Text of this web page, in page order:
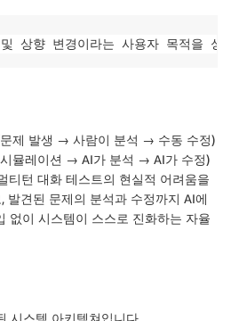
상향 변경이라는 사용자 목적을 성
제 발생 → 사람이 분석 → 수동 수정)
뮬레이션 → AI가 분석 → AI가 수정)
티턴 대화 테스트의 현실적 어려움을
발견된 문제의 분석과 수정까지 AI에
없이 시스템이 스스로 진화하는 자율
시스템 아키텍쳐입니다.